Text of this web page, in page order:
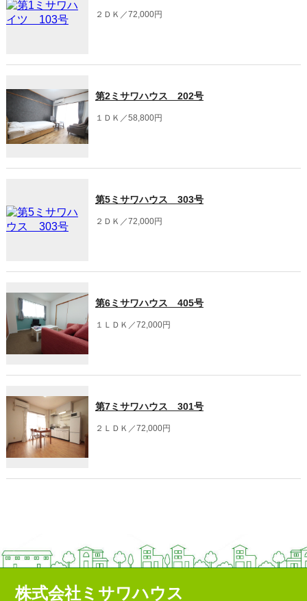
２ＤＫ／72,000円
第2ミサワハウス 202号
１ＤＫ／58,800円
第5ミサワハウス 303号
２ＤＫ／72,000円
第6ミサワハウス 405号
１ＬＤＫ／72,000円
第7ミサワハウス 301号
２ＬＤＫ／72,000円
株式会社ミサワハウス